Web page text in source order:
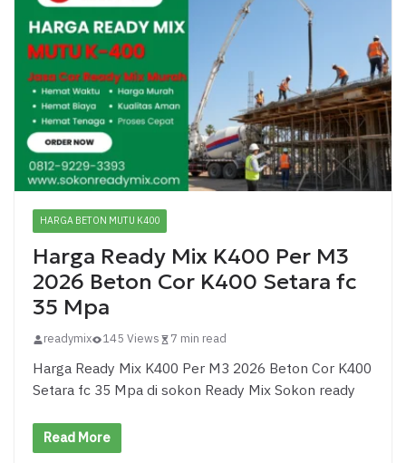
HARGA BETON MUTU K400
Harga Ready Mix K400 Per M3
2026 Beton Cor K400 Setara fc
35 Mpa
readymix 145 Views 7 min read
Harga Ready Mix K400 Per M3 2026 Beton Cor K400
Setara fc 35 Mpa di sokon Ready Mix Sokon ready
Read More